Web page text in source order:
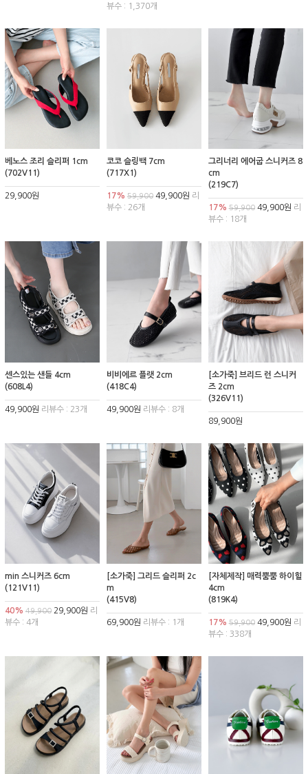
뷰수 : 1,370개
베노스 조리 슬리퍼 1cm
(702V11)
29,900원
코코 슬링백 7cm
(717X1)
17% 59,90049,900원 리
뷰수 : 26개
그리너리 에어굽 스니커즈 8
cm
(219C7)
17% 59,90049,900원 리
뷰수 : 18개
센스있는 샌들 4cm
(608L4)
49,900원 리뷰수 : 23개
비비에르 플랫 2cm
(418C4)
49,900원 리뷰수 : 8개
[소가죽] 브리드 런 스니커
즈 2cm
(326V11)
89,900원
min 스니커즈 6cm
(121V11)
40% 49,900 29,900원 리
뷰수 : 4개
[소가죽] 그리드 슬리퍼 2c
m
(415V8)
69,900원 리뷰수 : 1개
[자체제작] 매력뿜뿜 하이힐
4cm
(819K4)
17% 59,90049,900원 리
뷰수 : 338개